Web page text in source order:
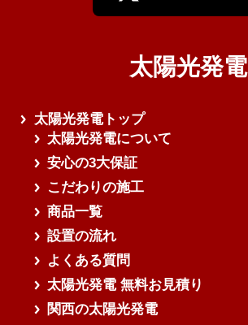
さらに読み込む
太陽光発電
太陽光発電トップ
太陽光発電について
安心の3大保証
こだわりの施工
商品一覧
設置の流れ
よくある質問
太陽光発電 無料お見積り
関西の太陽光発電